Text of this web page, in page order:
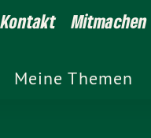
Kontakt Mitmachen
Meine Themen